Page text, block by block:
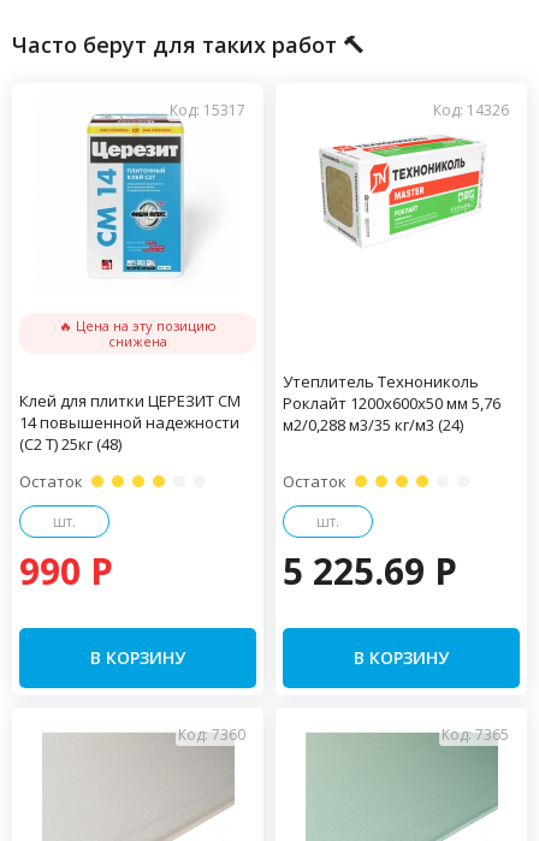
Часто берут для таких работ 🔨
Код: 15317
🔥 Цена на эту позицию
снижена
Клей для плитки ЦЕРЕЗИТ CM
14 повышенной надежности
(С2 Т) 25кг (48)
Остаток
шт.
990 P
В КОРЗИНУ
Код: 14326
Утеплитель Технониколь
Роклайт 1200х600х50 мм 5,76
м2/0,288 м3/35 кг/м3 (24)
Остаток
шт.
5 225.69 P
В КОРЗИНУ
Код: 7360 Код: 7365